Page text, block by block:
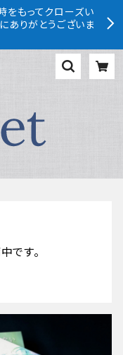
をもってクローズい
ありがとうございま
です。